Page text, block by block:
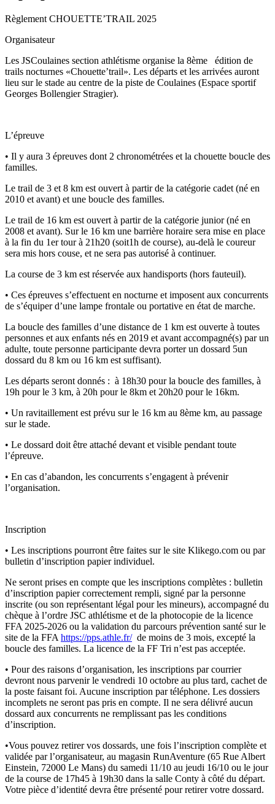
Règlement CHOUETTE’TRAIL 2025
Organisateur
Les JSCoulaines section athlétisme organise la 8ème édition de
trails nocturnes «Chouette’trail». Les départs et les arrivées auront
lieu sur le stade au centre de la piste de Coulaines (Espace sportif
Georges Bollengier Stragier).
L’épreuve
• Il y aura 3 épreuves dont 2 chronométrées et la chouette boucle des
familles.
Le trail de 3 et 8 km est ouvert à partir de la catégorie cadet (né en
2010 et avant) et une boucle des familles.
Le trail de 16 km est ouvert à partir de la catégorie junior (né en
2008 et avant). Sur le 16 km une barrière horaire sera mise en place
à la fin du 1er tour à 21h20 (soit1h de course), au-delà le coureur
sera mis hors couse, et ne sera pas autorisé à continuer.
La course de 3 km est réservée aux handisports (hors fauteuil).
• Ces épreuves s’effectuent en nocturne et imposent aux concurrents
de s’équiper d’une lampe frontale ou portative en état de marche.
La boucle des familles d’une distance de 1 km est ouverte à toutes
personnes et aux enfants nés en 2019 et avant accompagné(s) par un
adulte, toute personne participante devra porter un dossard 5un
dossard du 8 km ou 16 km est suffisant).
Les départs seront donnés : à 18h30 pour la boucle des familles, à
19h pour le 3 km, à 20h pour le 8km et 20h20 pour le 16km.
• Un ravitaillement est prévu sur le 16 km au 8ème km, au passage
sur le stade.
• Le dossard doit être attaché devant et visible pendant toute
l’épreuve.
• En cas d’abandon, les concurrents s’engagent à prévenir
l’organisation.
Inscription
• Les inscriptions pourront être faites sur le site Klikego.com ou par
bulletin d’inscription papier individuel.
Ne seront prises en compte que les inscriptions complètes : bulletin
d’inscription papier correctement rempli, signé par la personne
inscrite (ou son représentant légal pour les mineurs), accompagné du
chèque à l’ordre JSC athlétisme et de la photocopie de la licence
FFA 2025-2026 ou la validation du parcours prévention santé sur le
site de la FFA https://pps.athle.fr/de moins de 3 mois, excepté la
boucle des familles. La licence de la FF Tri n’est pas acceptée.
• Pour des raisons d’organisation, les inscriptions par courrier
devront nous parvenir le vendredi 10 octobre au plus tard, cachet de
la poste faisant foi. Aucune inscription par téléphone. Les dossiers
incomplets ne seront pas pris en compte. Il ne sera délivré aucun
dossard aux concurrents ne remplissant pas les conditions
d’inscription.
•Vous pouvez retirer vos dossards, une fois l’inscription complète et
validée par l’organisateur, au magasin RunAventure (65 Rue Albert
Einstein, 72000 Le Mans) du samedi 11/10 au jeudi 16/10 ou le jour
de la course de 17h45 à 19h30 dans la salle Conty à côté du départ.
Votre pièce d’identité devra être présenté pour retirer votre dossard.